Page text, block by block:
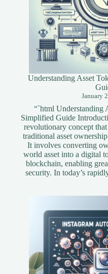
Understanding Asset
January
“`html Understanding
Simplified Guide
revolutionary concept
traditional asset
It involves converting
world asset into a digital
blockchain, enabling
security. In today’s